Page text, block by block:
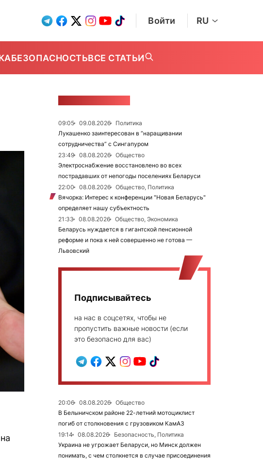
Войти RU
БЕЗОПАСНОСТЬВСЕ СТАТЬИ
09:05 09.08.2026
Политика
Лукашенко заинтересован в “наращивании
сотрудничества” с Сингапуром
23:49
08.08.2026
Общество
Электроснабжение восстановлено во всех
пострадавших от непогоды поселениях Беларуси
22:00
08.08.2026
Общество, Политика
Вячорка: Интерес к конференции "Новая Беларусь"
определяет нашу субъектность
21:33
08.08.2026
Общество, Экономика
Беларусь нуждается в гигантской пенсионной
реформе и пока к ней совершенно не готова —
Львовский
Подписывайтесь
на нас в соцсетях, чтобы не
пропустить важные новости (если
это безопасно для вас)
20:06 08.08.2026
Общество
В Белыничском районе 22-летний мотоциклист
погиб от столкновения с грузовиком КамАЗ
19:14
08.08.2026
Безопасность, Политика
Украина не угрожает Беларуси, но Минск должен
понимать, с чем столкнется в случае присоединения